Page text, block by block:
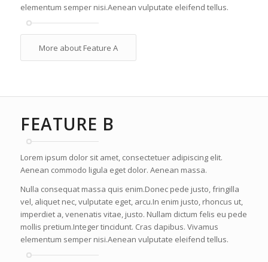
elementum semper nisi.Aenean vulputate eleifend tellus.
More about Feature A
FEATURE B
Lorem ipsum dolor sit amet, consectetuer adipiscing elit.
Aenean commodo ligula eget dolor. Aenean massa.
Nulla consequat massa quis enim.Donec pede justo, fringilla
vel, aliquet nec, vulputate eget, arcu.In enim justo, rhoncus ut,
imperdiet a, venenatis vitae, justo. Nullam dictum felis eu pede
mollis pretium.Integer tincidunt. Cras dapibus. Vivamus
elementum semper nisi.Aenean vulputate eleifend tellus.